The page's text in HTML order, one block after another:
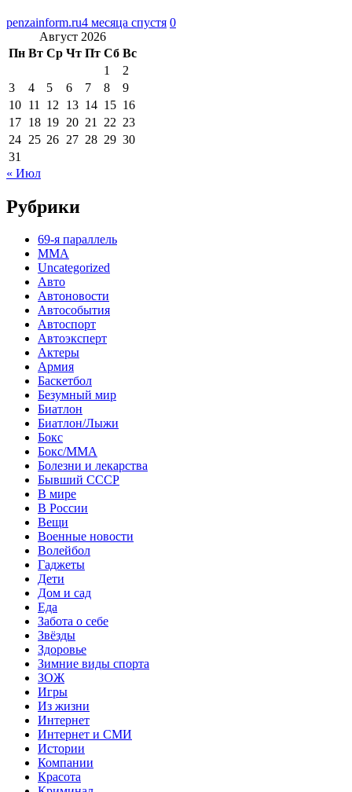
penzainform.ru4 месяца спустя 0
Август 2026
Пн Вт Ср Чт Пт Сб Вс
1
2
3
4 5 6 7 8
9
10 11 12 13 14 15 16
17 18 19 20 21 22 23
24 25 26 27 28 29 30
31
« Июл
Рубрики
69-я параллель
MMA
Uncategorized
Авто
Автоновости
Автособытия
Автоспорт
Автоэксперт
Актеры
Армия
Баскетбол
Безумный мир
Биатлон
Биатлон/Лыжи
Бокс
Бокс/MMA
Болезни и лекарства
Бывший СССР
В мире
В России
Вещи
Военные новости
Волейбол
Гаджеты
Дети
Дом и сад
Еда
Забота о себе
Звёзды
Здоровье
Зимние виды спорта
ЗОЖ
Игры
Из жизни
Интернет
Интернет и СМИ
Истории
Компании
Красота